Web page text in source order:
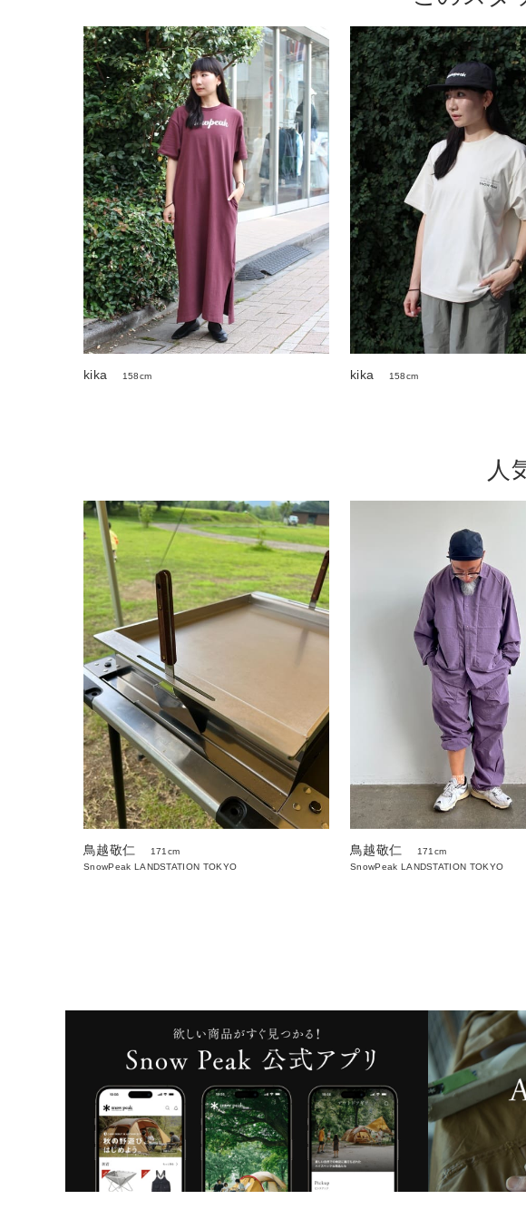
kika 158cm kika 158cm
人
鳥越敬仁
171cm
SnowPeak LANDSTATION TOKYO
鳥越敬仁
171cm
SnowPeak LANDSTATION TOKYO